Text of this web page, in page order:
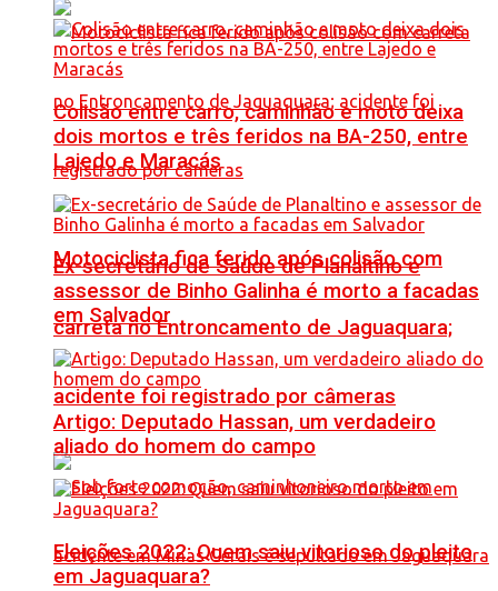
Motociclista fica ferido após colisão com
carreta no Entroncamento de Jaguaquara;
acidente foi registrado por câmeras
Colisão entre carro, caminhão e moto deixa
dois mortos e três feridos na BA-250, entre
Lajedo e Maracás
Ex-secretário de Saúde de Planaltino e
assessor de Binho Galinha é morto a facadas
em Salvador
Artigo: Deputado Hassan, um verdadeiro
aliado do homem do campo
Eleições 2022: Quem saiu vitorioso do pleito
em Jaguaquara?